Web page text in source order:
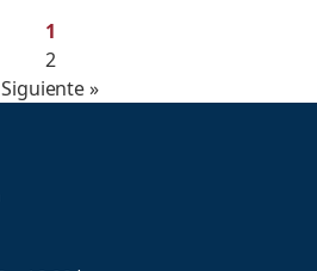
1
2
Siguiente »